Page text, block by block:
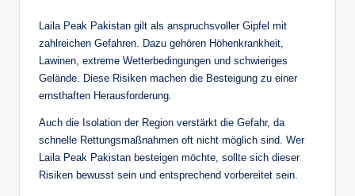
Laila Peak Pakistan gilt als anspruchsvoller Gipfel mit
zahlreichen Gefahren. Dazu gehören Höhenkrankheit,
Lawinen, extreme Wetterbedingungen und schwieriges
Gelände. Diese Risiken machen die Besteigung zu einer
ernsthaften Herausforderung.
Auch die Isolation der Region verstärkt die Gefahr, da
schnelle Rettungsmaßnahmen oft nicht möglich sind. Wer
Laila Peak Pakistan besteigen möchte, sollte sich dieser
Risiken bewusst sein und entsprechend vorbereitet sein.